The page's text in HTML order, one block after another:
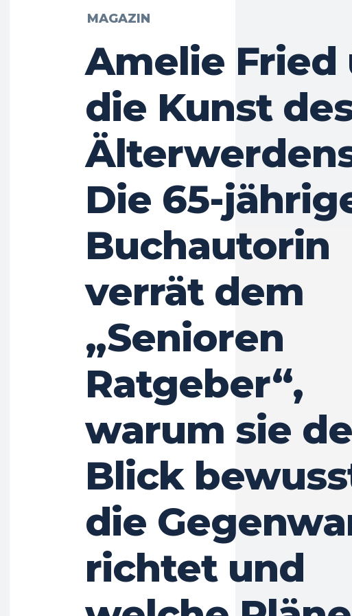
MAGAZIN
Amelie Fried
die Kunst
Die 65-
Buchautorin
verrät dem
„Senioren
Ratgeber“,
warum sie
Blick
die
richtet und